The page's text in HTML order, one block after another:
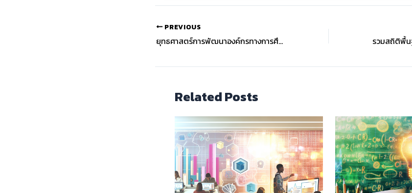
PREVIOUS
ยุทธศาสตร์การพัฒนาองค์กรทางการศึกษา: หัวใจสำคัญของงานวิจัยระดับดุษฎีบัณฑิต
Related Posts